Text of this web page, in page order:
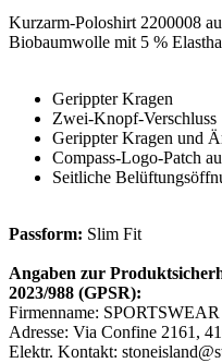
Kurzarm-Poloshirt 2200008
Biobaumwolle mit 5 %
Gerippter Kragen
Zwei-Knopf-Verschluss
Gerippter Kragen und
Compass-Logo-Patch
Seitliche
Passform: Slim Fit
Angaben zur
2023/988 (GPSR):
Firmenname:
Adresse: Via Confine 2161,
Elektr. Kontakt: